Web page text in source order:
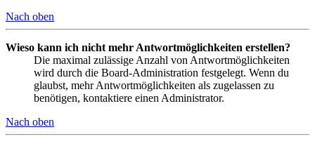
Nach oben
Wieso kann ich nicht mehr Antwortmöglichkeiten erstellen?
Die maximal zulässige Anzahl von Antwortmöglichkeiten
wird durch die Board-Administration festgelegt. Wenn du
glaubst, mehr Antwortmöglichkeiten als zugelassen zu
benötigen, kontaktiere einen Administrator.
Nach oben